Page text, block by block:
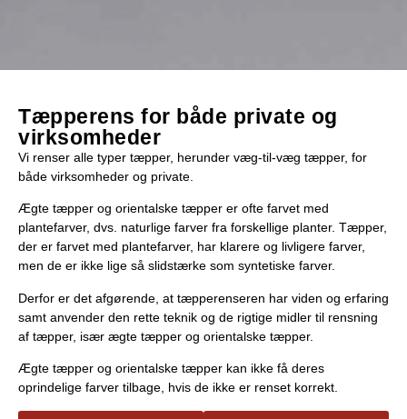
Tæpperens for både private og
virksomheder
Vi renser alle typer tæpper, herunder væg-til-væg tæpper, for
både virksomheder og private.
Ægte tæpper og orientalske tæpper er ofte farvet med
plantefarver, dvs. naturlige farver fra forskellige planter. Tæpper,
der er farvet med plantefarver, har klarere og livligere farver,
men de er ikke lige så slidstærke som syntetiske farver.
Derfor er det afgørende, at tæpperenseren har viden og erfaring
samt anvender den rette teknik og de rigtige midler til rensning
af tæpper, især ægte tæpper og orientalske tæpper.
Ægte tæpper og orientalske tæpper kan ikke få deres
oprindelige farver tilbage, hvis de ikke er renset korrekt.